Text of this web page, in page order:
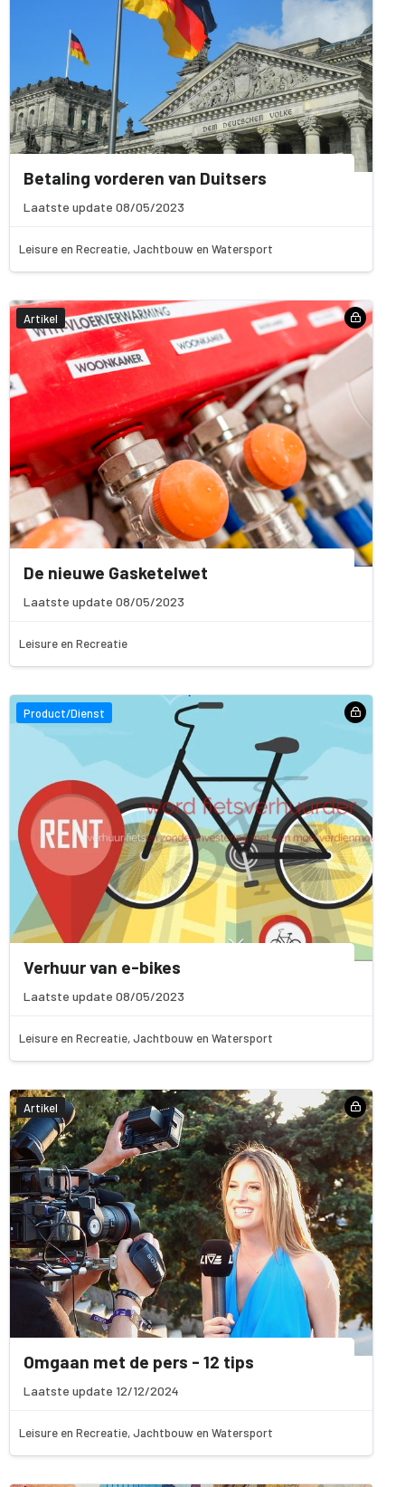
Betaling vorderen van Duitsers
Laatste update 08/05/2023
Leisure en Recreatie, Jachtbouw en Watersport
Artikel
De nieuwe Gasketelwet
Laatste update 08/05/2023
Leisure en Recreatie
Product/Dienst
Verhuur van e-bikes
Laatste update 08/05/2023
Leisure en Recreatie, Jachtbouw en Watersport
Artikel
Omgaan met de pers - 12 tips
Laatste update 12/12/2024
Leisure en Recreatie, Jachtbouw en Watersport